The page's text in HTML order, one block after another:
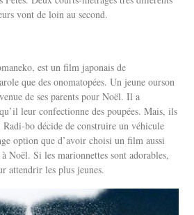
vont de loin au second.
est un film japonais de
que des onomatopées. Un jeune ourson
de ses parents pour Noël. Il a
leur confectionne des poupées. Mais, ils
bo décide de construire un véhicule
option que d’avoir choisi un film aussi
Noël. Si les marionnettes sont adorables,
attendrir les plus jeunes.